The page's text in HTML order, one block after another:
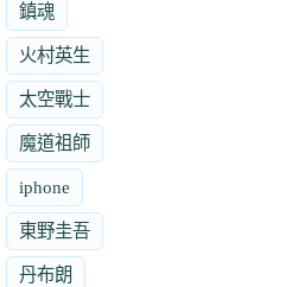
鎮魂
火村英生
太空戰士
魔道祖師
iphone
東野圭吾
丹布朗